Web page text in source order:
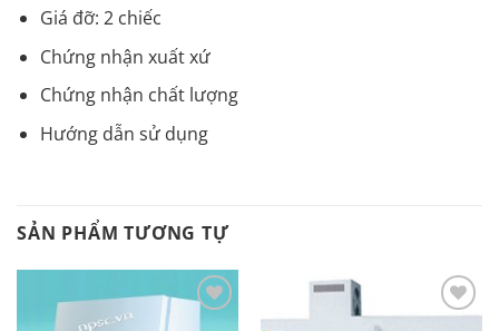
Giá đỡ: 2 chiếc
Chứng nhận xuất xứ
Chứng nhận chất lượng
Hướng dẫn sử dụng
SẢN PHẨM TƯƠNG TỰ